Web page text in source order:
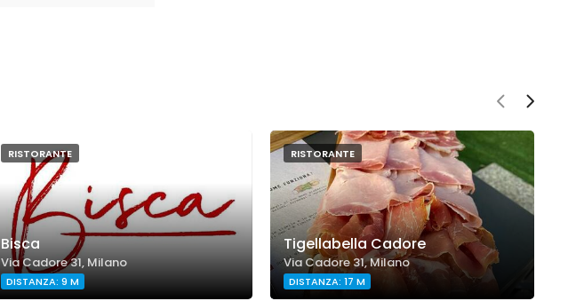
RISTORANTE
Bisca
Via Cadore 31, Milano
DISTANZA: 9 M
RISTORANTE
Tigellabella Cadore
Via Cadore 31, Milano
DISTANZA: 17 M